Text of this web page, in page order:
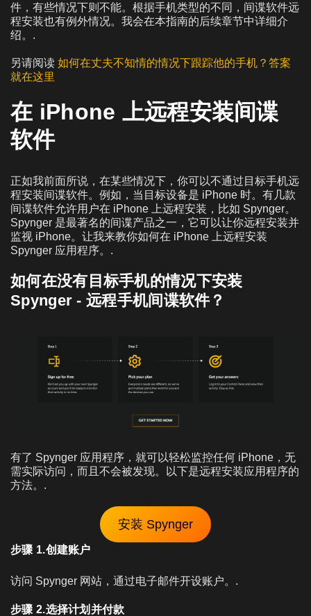
件，有些情况下则不能。根据手机类型的不同，间谍软件远
程安装也有例外情况。我会在本指南的后续章节中详细介
绍。.
另请阅读 如何在丈夫不知情的情况下跟踪他的手机？答案
就在这里
在 iPhone 上远程安装间谍
软件
正如我前面所说，在某些情况下，你可以不通过目标手机远
程安装间谍软件。例如，当目标设备是 iPhone 时。有几款
间谍软件允许用户在 iPhone 上远程安装，比如 Spynger。
Spynger 是最著名的间谍产品之一，它可以让你远程安装并
监视 iPhone。让我来教你如何在 iPhone 上远程安装
Spynger 应用程序。.
如何在没有目标手机的情况下安装
Spynger - 远程手机间谍软件？
有了 Spynger 应用程序，就可以轻松监控任何 iPhone，无
需实际访问，而且不会被发现。以下是远程安装应用程序的
方法。.
安装 Spynger
步骤 1.创建账户
访问 Spynger 网站，通过电子邮件开设账户。.
步骤 2.选择计划并付款